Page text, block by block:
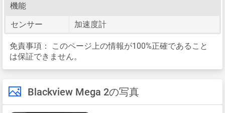
機能
センサー
加速度計
免責事項：
このページ上の情報が100%正確であること
は保証できません。
Blackview Mega 2の写真